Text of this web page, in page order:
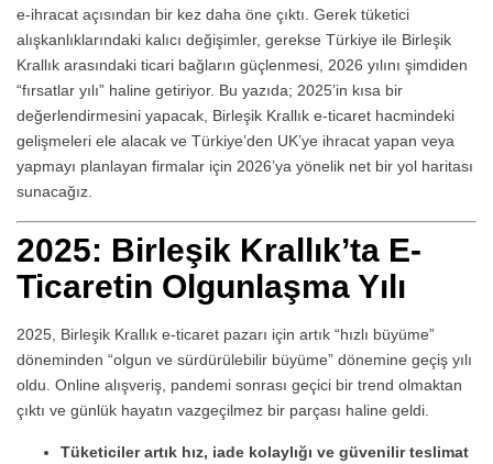
e-ihracat açısından bir kez daha öne çıktı. Gerek tüketici
alışkanlıklarındaki kalıcı değişimler, gerekse Türkiye ile Birleşik
Krallık arasındaki ticari bağların güçlenmesi, 2026 yılını şimdiden
“fırsatlar yılı” haline getiriyor. Bu yazıda; 2025’in kısa bir
değerlendirmesini yapacak, Birleşik Krallık e-ticaret hacmindeki
gelişmeleri ele alacak ve Türkiye’den UK’ye ihracat yapan veya
yapmayı planlayan firmalar için 2026’ya yönelik net bir yol haritası
sunacağız.
2025: Birleşik Krallık’ta E-
Ticaretin Olgunlaşma Yılı
2025, Birleşik Krallık e-ticaret pazarı için artık “hızlı büyüme”
döneminden “olgun ve sürdürülebilir büyüme” dönemine geçiş yılı
oldu. Online alışveriş, pandemi sonrası geçici bir trend olmaktan
çıktı ve günlük hayatın vazgeçilmez bir parçası haline geldi.
Tüketiciler artık hız, iade kolaylığı ve güvenilir teslimat